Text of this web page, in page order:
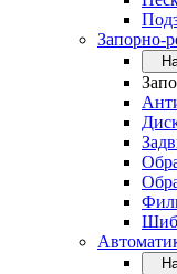
Запорно-